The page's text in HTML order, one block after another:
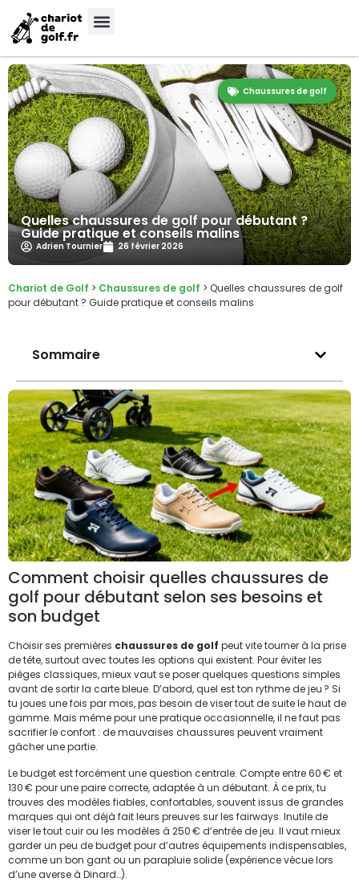
Chaussures de golf
Quelles chaussures de golf pour débutant ?
Guide pratique et conseils malins
Adrien Tournier 26 février 2026
Chariot de Golf > Chaussures de golf > Quelles chaussures de golf
pour débutant ? Guide pratique et conseils malins
Sommaire
Comment choisir quelles chaussures de
golf pour débutant selon ses besoins et
son budget
Choisir ses premières chaussures de golf peut vite tourner à la prise
de tête, surtout avec toutes les options qui existent. Pour éviter les
pièges classiques, mieux vaut se poser quelques questions simples
avant de sortir la carte bleue. D’abord, quel est ton rythme de jeu ? Si
tu joues une fois par mois, pas besoin de viser tout de suite le haut de
gamme. Mais même pour une pratique occasionnelle, il ne faut pas
sacrifier le confort : de mauvaises chaussures peuvent vraiment
gâcher une partie.
Le budget est forcément une question centrale. Compte entre 60 € et
130 € pour une paire correcte, adaptée à un débutant. À ce prix, tu
trouves des modèles fiables, confortables, souvent issus de grandes
marques qui ont déjà fait leurs preuves sur les fairways. Inutile de
viser le tout cuir ou les modèles à 250 € d’entrée de jeu. Il vaut mieux
garder un peu de budget pour d’autres équipements indispensables,
comme un bon gant ou un parapluie solide (expérience vécue lors
d’une averse à Dinard…).